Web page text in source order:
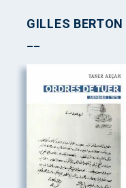
GILLES BERTON